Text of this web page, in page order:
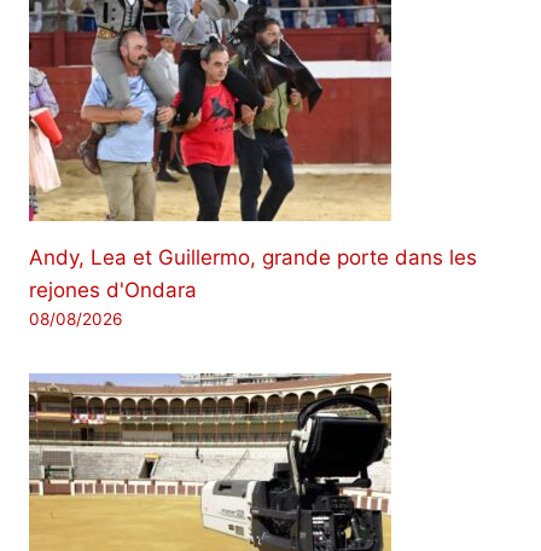
Andy, Lea et Guillermo, grande porte dans les
rejones d'Ondara
08/08/2026